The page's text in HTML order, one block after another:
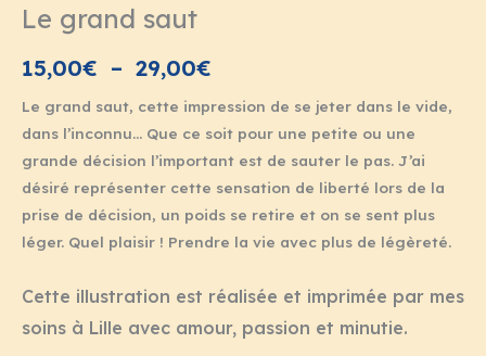
Le grand saut
15,00€ – 29,00€
Le grand saut, cette impression de se jeter dans le vide,
dans l’inconnu… Que ce soit pour une petite ou une
grande décision l’important est de sauter le pas. J’ai
désiré représenter cette sensation de liberté lors de la
prise de décision, un poids se retire et on se sent plus
léger. Quel plaisir ! Prendre la vie avec plus de légèreté.
Cette illustration est réalisée et imprimée par mes
soins à Lille avec amour, passion et minutie.